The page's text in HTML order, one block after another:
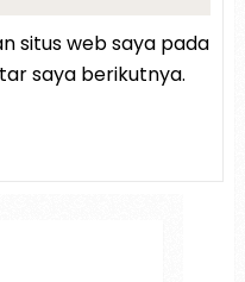
situs web saya pada
saya berikutnya.